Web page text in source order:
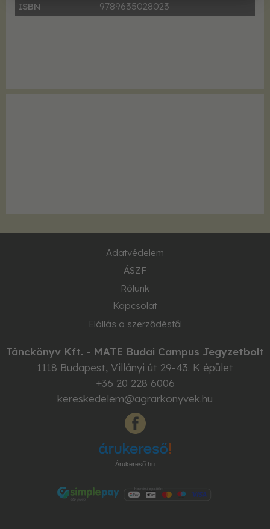
ISBN
9789635028023
Adatvédelem
ÁSZF
Rólunk
Kapcsolat
Elállás a szerződéstől
Tánckönyv Kft. - MATE Budai Campus Jegyzetbolt
1118 Budapest, Villányi út 29-43. K épület
+36 20 228 6006
kereskedelem@agrarkonyvek.hu
Árukereső.hu